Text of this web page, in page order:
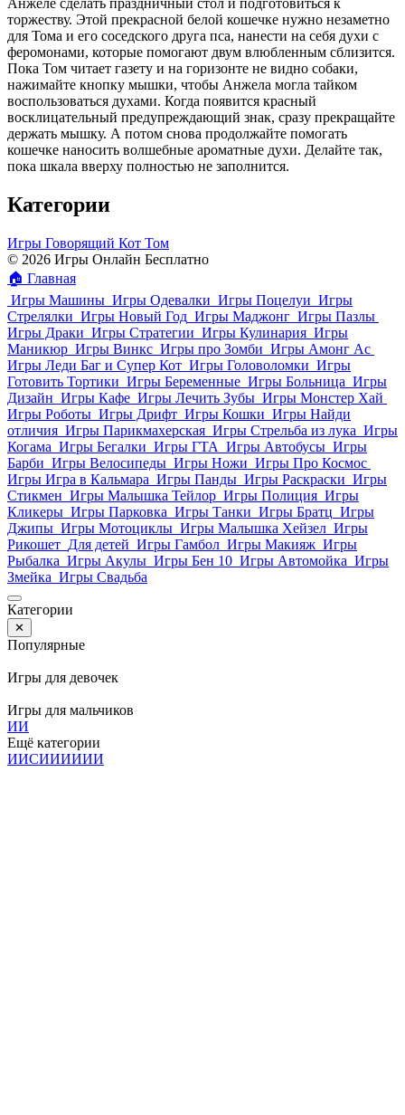
Анжеле сделать праздничный стол и подготовиться к
торжеству. Этой прекрасной белой кошечке нужно незаметно
для Тома и его соседского друга пса, нанести на себя духи с
феромонами, которые помогают двум влюбленным сблизится.
Пока Том читает газету и на горизонте не видно собаки,
нажимайте кнопку мышки, чтобы Анжела могла тайком
воспользоваться духами. Когда появится красный
восклицательный предупреждающий знак, сразу прекращайте
держать мышку. А потом снова продолжайте помогать
кошечке наносить волшебные ароматные духи. Делайте так,
пока шкала вверху полностью не заполнится.
Категории
Игры Говорящий Кот Том
© 2026 Игры Онлайн Бесплатно
🏠 Главная
Игры Машины Игры Одевалки Игры Поцелуи Игры
Стрелялки Игры Новый Год Игры Маджонг Игры Пазлы
Игры Драки Игры Стратегии Игры Кулинария Игры
Маникюр Игры Винкс Игры про Зомби Игры Амонг Ас
Игры Леди Баг и Супер Кот Игры Головоломки Игры
Готовить Тортики Игры Беременные Игры Больница Игры
Дизайн Игры Кафе Игры Лечить Зубы Игры Монстер Хай
Игры Роботы Игры Дрифт Игры Кошки Игры Найди
отличия Игры Парикмахерская Игры Стрельба из лука Игры
Когама Игры Бегалки Игры ГТА Игры Автобусы Игры
Барби Игры Велосипеды Игры Ножи Игры Про Космос
Игры Игра в Кальмара Игры Панды Игры Раскраски Игры
Стикмен Игры Малышка Тейлор Игры Полиция Игры
Кликеры Игры Парковка Игры Танки Игры Братц Игры
Джипы Игры Мотоциклы Игры Малышка Хейзел Игры
Рикошет Для детей Игры Гамбол Игры Макияж Игры
Рыбалка Игры Акулы Игры Бен 10 Игры Автомойка Игры
Змейка Игры Свадьба
Категории
✕
Популярные
Игры для девочек
Игры для мальчиков
ИИ
Ещё категории
ИИСИИИИИИ